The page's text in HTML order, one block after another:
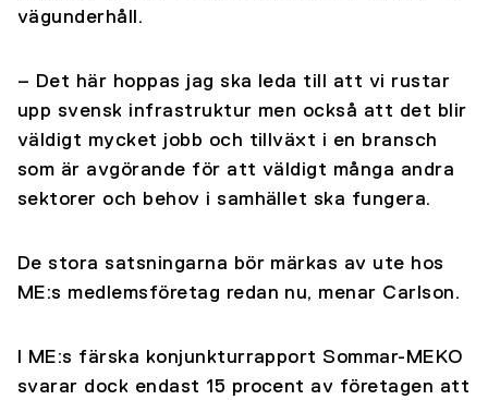
vägunderhåll.
– Det här hoppas jag ska leda till att vi rustar
upp svensk infrastruktur men också att det blir
väldigt mycket jobb och tillväxt i en bransch
som är avgörande för att väldigt många andra
sektorer och behov i samhället ska fungera.
De stora satsningarna bör märkas av ute hos
ME:s medlemsföretag redan nu, menar Carlson.
I ME:s färska konjunkturrapport Sommar-MEKO
svarar dock endast 15 procent av företagen att